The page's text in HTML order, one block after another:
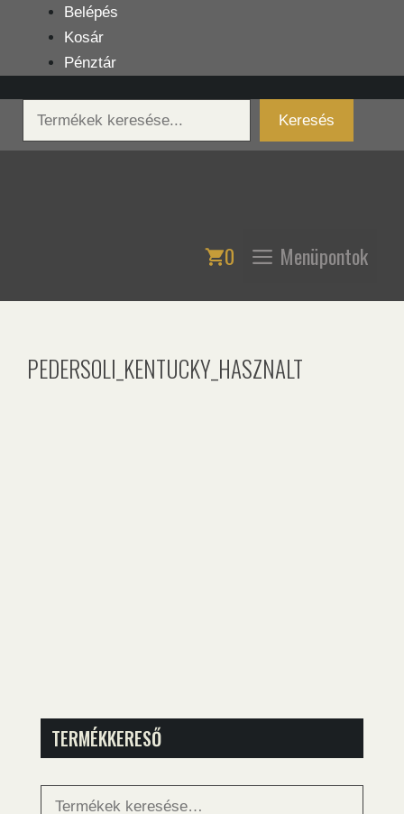
tartalomba
Belépés
Kosár
Pénztár
Keresés
Keresés
0 Menüpontok
PEDERSOLI_KENTUCKY_HASZNALT
TERMÉKKERESŐ
Keresés